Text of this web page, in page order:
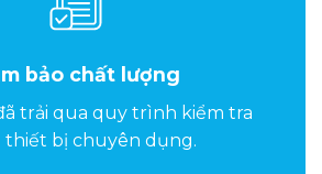
bảo chất lượng
trải qua quy trình kiểm tra
thiết bị chuyên dụng.